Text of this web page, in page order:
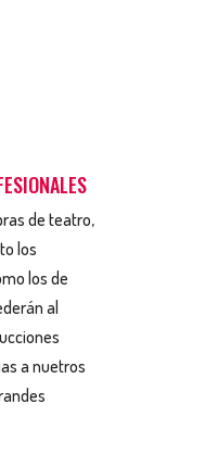
de teatro,
los
los de
al
a nuetros